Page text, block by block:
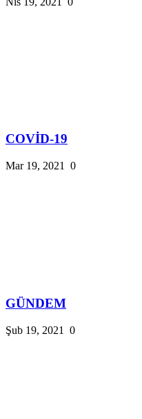
COVİD-19
Mar 19, 2021 0
GÜNDEM
Şub 19, 2021 0